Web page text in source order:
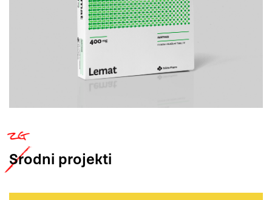
Srodni projekti